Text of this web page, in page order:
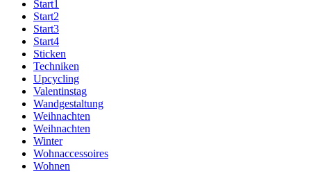
Start1
Start2
Start3
Start4
Sticken
Techniken
Upcycling
Valentinstag
Wandgestaltung
Weihnachten
Weihnachten
Winter
Wohnaccessoires
Wohnen